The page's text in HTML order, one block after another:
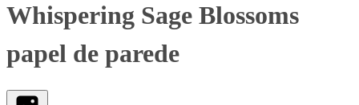
Whispering Sage Blossoms
papel de parede